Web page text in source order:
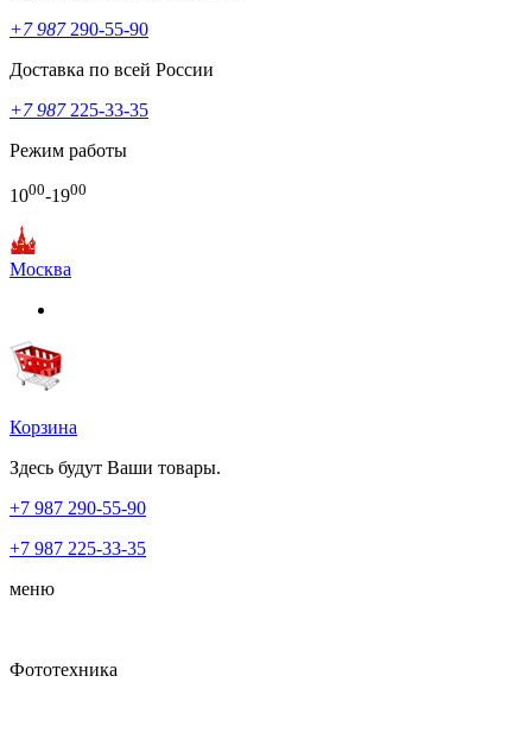
+7 987290-55-90
Доставка по всей России
+7 987225-33-35
Режим работы
1000-1900
Москва
Корзина
Здесь будут Ваши товары.
+7 987 290-55-90
+7 987 225-33-35
меню
Фототехника